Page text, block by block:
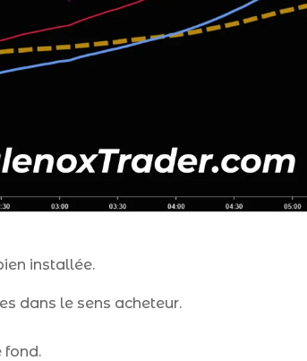
installée.
dans le sens acheteur.
fond.